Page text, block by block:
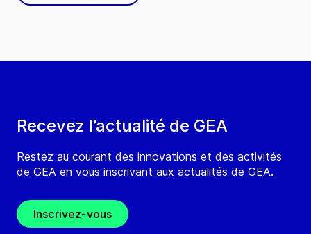
Recevez l’actualité de GEA
Restez au courant des innovations et des activités
de GEA en vous inscrivant aux actualités de GEA.
Inscrivez-vous